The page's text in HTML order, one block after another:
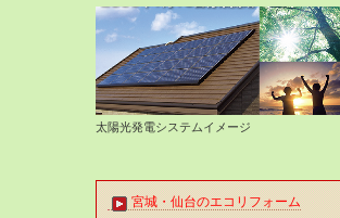
太陽光発電システムイメージ
宮城・仙台のエコリフォーム